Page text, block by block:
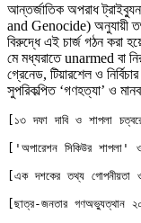
অর্থ পাচারের
দক্ষিণ এশিয়ায়
বিশেষ ইন-ডেপ্থ
আন্তর্জাতিক অপরাধ
and Genocide) অনুযায়ী
বিরুদ্ধে এই চার্জ গঠন করা
মে মধ্যরাতে unarmed বা
গ্রেনেড, টিয়ারশেল ও
সুপরিকল্পিত ‘গণহত্যা’ ও
[১৩ দফা দাবি ও শাপলা
['অপারেশন সিকিউর শাপলা'
[এক দশকের তথ্য গোপনীয়তা ও
[ছাত্র-জনতার গণঅভ্যুত্থান